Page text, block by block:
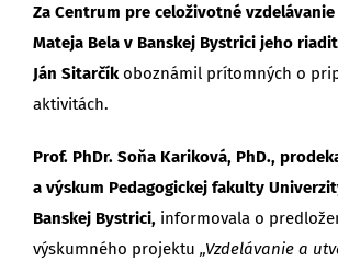
Za Centrum pre celoživotné
Mateja Bela v Banskej Bystrici jeho
Ján Sitarčík oboznámil prítomných o
aktivitách.
Prof. PhDr. Soňa Kariková, PhD.,
a výskum Pedagogickej fakulty
Banskej Bystrici, informovala o
výskumného projektu „Vzdelávanie a